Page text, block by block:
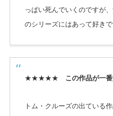
っぱい死んでいくのですが
のシリーズにはあって好きで
★★★★★ この作品が一
トム・クルーズの出ている